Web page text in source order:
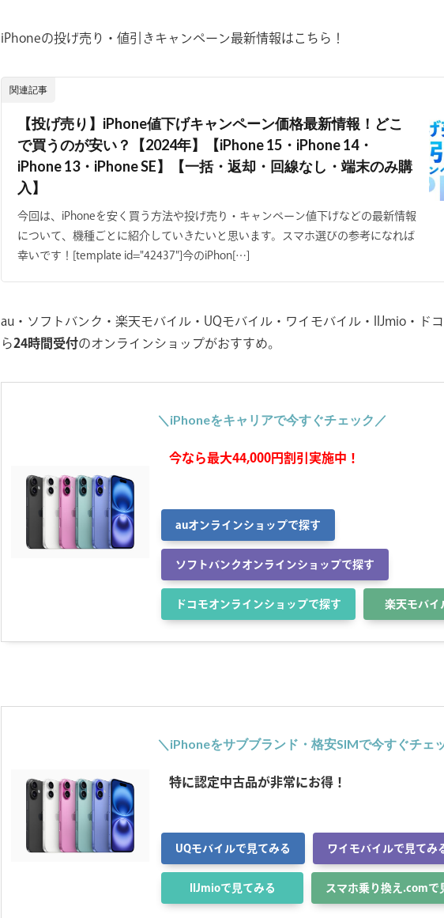
iPhoneの投げ売り・値引きキャンペーン最新情報はこちら！
関連記事
【投げ売り】iPhone値下げキャンペーン価格最新情報！どこ
で買うのが安い？【2024年】【iPhone 15・iPhone 14・
iPhone 13・iPhone SE】【一括・返却・回線なし・端末のみ購
入】
今回は、iPhoneを安く買う方法や投げ売り・キャンペーン値下げなどの最新情報
について、機種ごとに紹介していきたいと思います。スマホ選びの参考になれば
幸いです！[template id="42437"]今のiPhon[…]
au・ソフトバンク・楽天モバイル・UQモバイル・ワイモバイル・IIJmio・ド
ら24時間受付のオンラインショップがおすすめ。
＼iPhoneをキャリアで今すぐチェック／
今なら最大44,000円割引実施中！
auオンラインショップで探す
ソフトバンクオンラインショップで探す
ドコモオンラインショップで探す 楽天モバイ
＼iPhoneをサブブランド・格安SIMで今すぐチェ
特に認定中古品が非常にお得！
UQモバイルで見てみる ワイモバイルで見てみ
IIJmioで見てみる スマホ乗り換え.comで